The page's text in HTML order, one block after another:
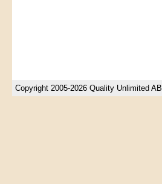
Copyright 2005-2026 Quality Unlimited AB